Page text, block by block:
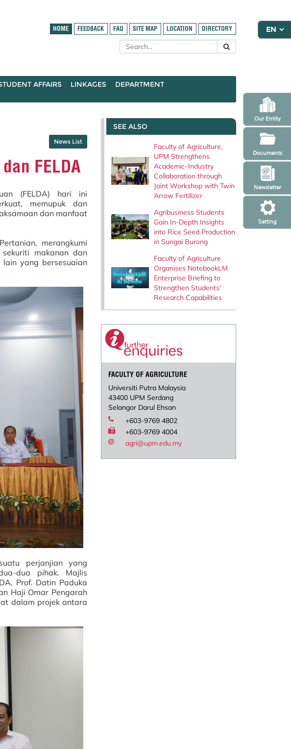
Setting
Newsletter
Our Entity
Documents
HOME FEEDBACK FAQ SITE MAP LOCATION DIRECTORY
AFFAIRS LINKAGES
DEPARTMENT
News List
FELDA
(FELDA) hari ini
memupuk dan
dan manfaat
merangkumi
makanan dan
yang bersesuaian
perjanjian yang
dua pihak. Majlis
Prof. Datin Paduka
Haji Omar Pengarah
dalam projek antara
SEE ALSO
Faculty of Agriculture,
UPM Strengthens
Academic–Industry
Collaboration through
Joint Workshop with Twin
Arrow Fertilizer
Agribusiness Students
Gain In-Depth Insights
into Rice Seed Production
in Sungai Burong
Faculty of Agriculture
Organises NotebookLM
Enterprise Briefing to
Strengthen Students'
Research Capabilities
FACULTY OF AGRICULTURE
Universiti Putra Malaysia
43400 UPM Serdang
Selangor Darul Ehsan
+603-9769 4802
+603-9769 4004
agri@upm.edu.my